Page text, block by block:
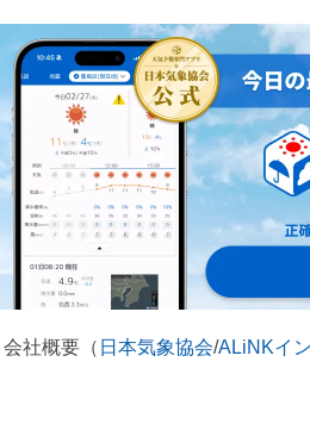
会社概要（ 日本気象協会/ALiNKイ